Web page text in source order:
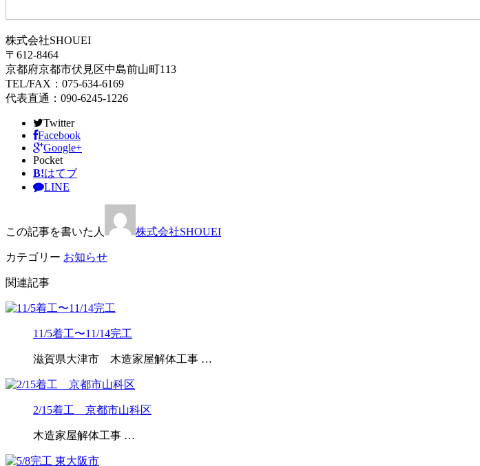
株式会社SHOUEI
〒612-8464
京都府京都市伏見区中島前山町113
TEL/FAX：075-634-6169
代表直通：090-6245-1226
Twitter
Facebook
Google+
Pocket
B!はてブ
LINE
この記事を書いた人 株式会社SHOUEI
カテゴリー お知らせ
関連記事
11/5着工〜11/14完工
滋賀県大津市 木造家屋解体工事 …
2/15着工 京都市山科区
木造家屋解体工事 …